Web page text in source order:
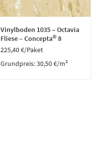
Vinylboden 1035 – Octavia
Fliese – Concepta© 8
225,40€/Paket
Grundpreis:30,50€/m²